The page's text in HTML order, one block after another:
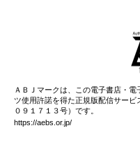
ＡＢＪマークは、この電子書店・
ツ使用許諾を得た正規版配信サービ
０９１７１３号）です。
https://aebs.or.jp/